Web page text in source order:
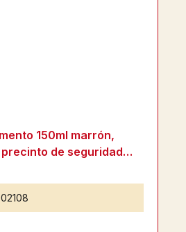
de 5 de 5 estrellas
150ml marrón,
de seguridad